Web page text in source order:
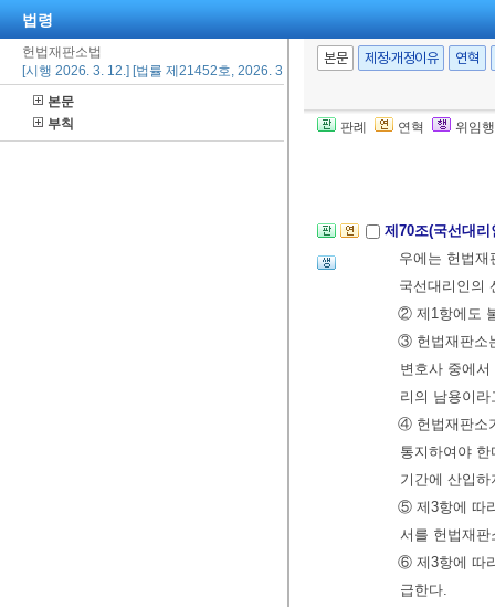
법령
헌법재판소법
[시행 2026. 3. 12.] [법률 제21452호, 2026. 3. 12., 일부개정]
본문
부칙
본문 제정·개정이유 연혁
판례 연혁 위임
판은 그 최종
②제68조제2
30일 이내에
제70조(국선대
우에는 헌법
국선대리인의
② 제1항에도
③ 헌법재판소
변호사 중에
리의 남용이
④ 헌법재판소
통지하여야
기간에 산입
⑤ 제3항에 따
서를 헌법재
⑥ 제3항에 따
급한다.